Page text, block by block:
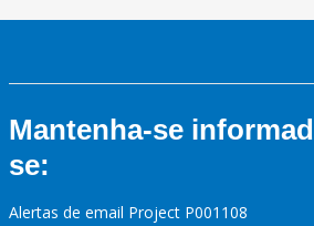
Mantenha-se
se:
Alertas de email Project P001108